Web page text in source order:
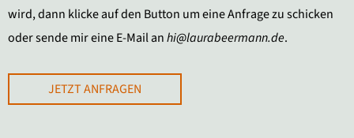
wird, dann klicke auf den Button um eine Anfrage zu schicken
oder sende mir eine E-Mail anhi@laurabeermann.de.
JETZT ANFRAGEN